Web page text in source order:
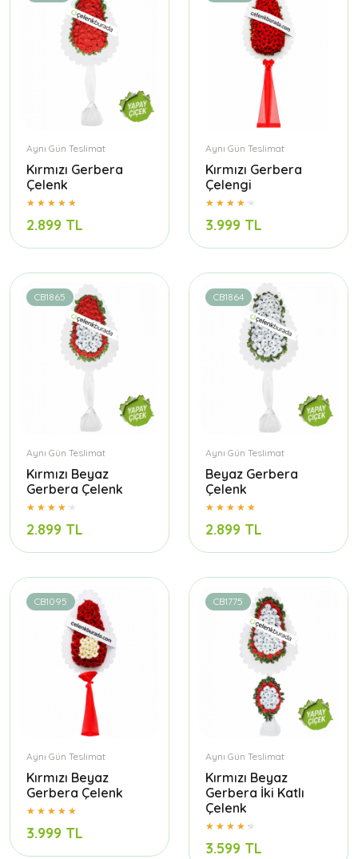
Aynı Gün Teslimat
Kırmızı Gerbera
Çelenk
2.899 TL
Aynı Gün Teslimat
Kırmızı Gerbera
Çelengi
3.999 TL
CB1865
Aynı Gün Teslimat
Kırmızı Beyaz
Gerbera Çelenk
2.899 TL
CB1864
Aynı Gün Teslimat
Beyaz Gerbera
Çelenk
2.899 TL
CB1095
Aynı Gün Teslimat
Kırmızı Beyaz
Gerbera Çelenk
3.999 TL
CB1775
Aynı Gün Teslimat
Kırmızı Beyaz
Gerbera İki Katlı
Çelenk
3.599 TL